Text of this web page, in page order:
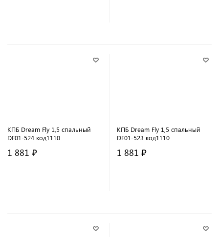
КПБ Dream Fly 1,5 спальный
DF01-524 код1110
1 881 ₽
КПБ Dream Fly 1,5 спальный
DF01-523 код1110
1 881 ₽